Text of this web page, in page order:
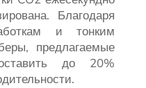
Благодаря
и тонким
предлагаемые
до 20%